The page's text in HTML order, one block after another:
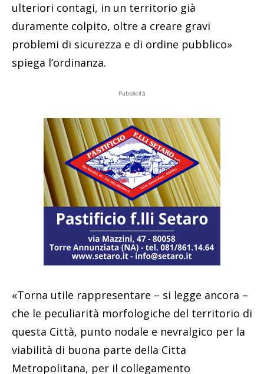
ulteriori contagi, in un territorio già
duramente colpito, oltre a creare gravi
problemi di sicurezza e di ordine pubblico»
spiega l’ordinanza.
Pubblicità
«Torna utile rappresentare – si legge ancora –
che le peculiarità morfologiche del territorio di
questa Città, punto nodale e nevralgico per la
viabilità di buona parte della Citta
Metropolitana, per il collegamento